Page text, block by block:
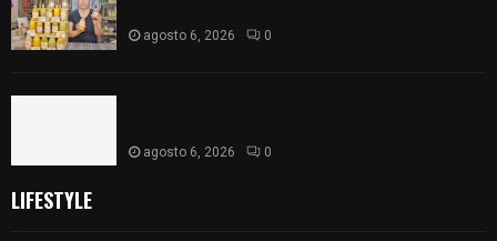
agosto 6, 2026 0
agosto 6, 2026 0
LIFESTYLE